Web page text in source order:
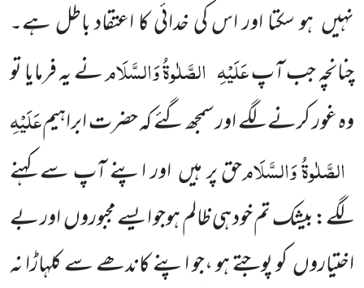
نہیں ہو سکتا اور اس کی خدائی کا اعتقاد باطل ہے۔
چنانچہ جب آپعَلَیْہِ الصَّلٰوۃُ وَالسَّلَامنے یہ فرمایا تو
وہ غور کرنے لگے اور سمجھ گئے کہ حضرت ابراہیمعَلَیْہِ
الصَّلٰوۃُ وَالسَّلَامحق پر ہیں اور اپنے آپ سے کہنے
لگے: بیشک تم خود ہی ظالم ہوجو ایسے مجبوروں اور بے
اختیاروں کو پوجتے ہو ،جو اپنے کاندھے سے کلہاڑا نہ